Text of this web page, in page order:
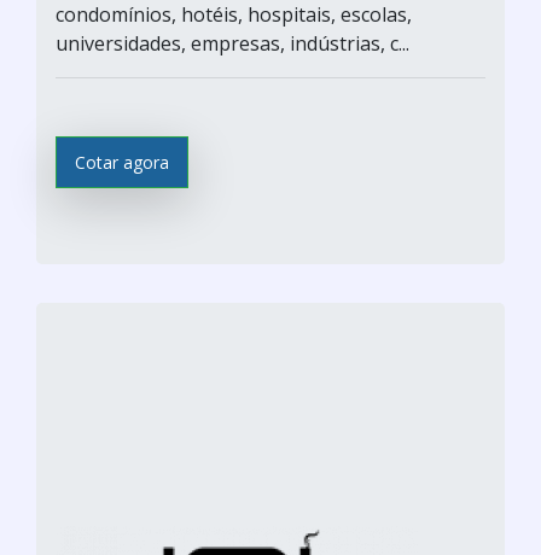
condomínios, hotéis, hospitais, escolas,
universidades, empresas, indústrias, c...
Cotar agora